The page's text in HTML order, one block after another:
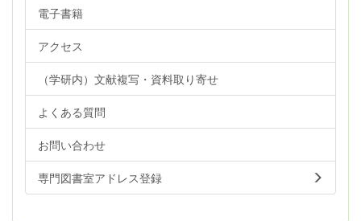
電子書籍
アクセス
（学研内）文献複写・資料取り寄せ
よくある質問
お問い合わせ
専門図書室アドレス登録